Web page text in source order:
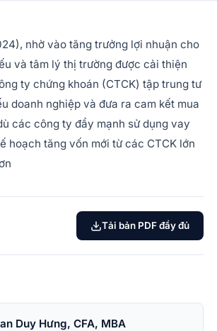
nhờ vào tăng trưởng lợi nhuận cho
và tâm lý thị trường được cải thiện
ty chứng khoán (CTCK) tập trung tư
doanh nghiệp và đưa ra cam kết mua
các công ty đẩy mạnh sử dụng vay
hoạch tăng vốn mới từ các CTCK lớn
Tải bản PDF đầy đủ
Duy Hưng, CFA, MBA